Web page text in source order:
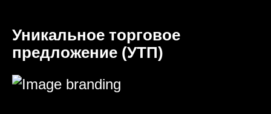
Уникальное торговое
предложение (УТП)